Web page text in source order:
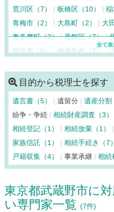
荒川区（7）
板橋区（10） 稲
青梅市（2）
大島町（2） 大
奥多摩町（2） 葛飾区（7）
国立市（6）
神津島村（2）
渋谷区（12） 新宿区（17）
世田谷区（13） 台東区（6）
中央区（23）
調布市（7）
利島村（2）
中野区（11）
練馬区（8）
八王子市（5）
羽村市（3）
東久留米市（5）
東大和市（6）
日野市（2）
御蔵島村（2） 瑞穂町（2）
三宅島三宅村（2）
武蔵野市（
目的から税理士を探す
遺言書（5） 遺留分 遺産分割
紛争・争続
相続財産調査（3）
相続登記（1）
相続放棄（1）
家族信託（1）
相続手続き（7
戸籍収集（4）
事業承継 相続
東京都武蔵野市に
い専門家一覧 (7件)